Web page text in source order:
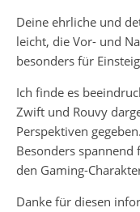
Deine ehrliche und
leicht, die Vor- und
besonders für
Ich finde es
Zwift und Rouvy
Perspektiven gegeben.
Besonders
den Gaming-
Danke für diesen